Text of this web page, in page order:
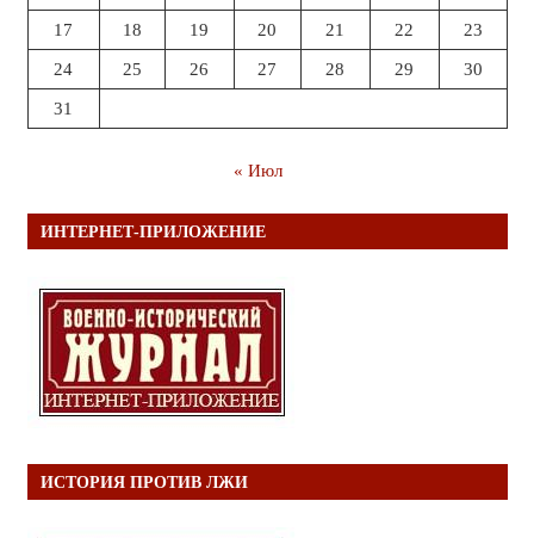
17 18 19 20 21 22 23
24 25 26 27 28 29 30
31
« Июл
ИНТЕРНЕТ-ПРИЛОЖЕНИЕ
ИСТОРИЯ ПРОТИВ ЛЖИ